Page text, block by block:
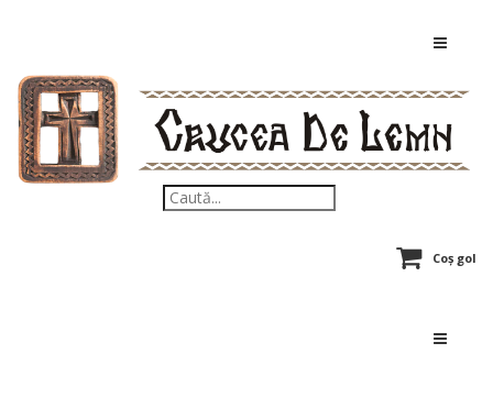
Coș gol